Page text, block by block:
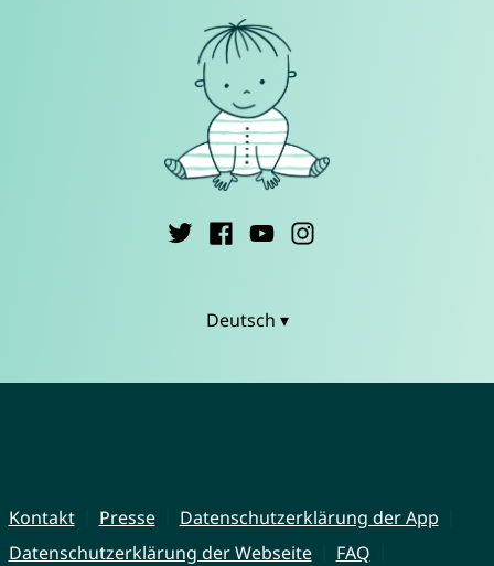
Deutsch ▾
Kontakt Presse
Datenschutzerklärung der App
Datenschutzerklärung der Webseite
FAQ